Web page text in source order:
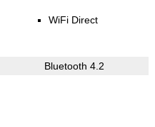
WiFi Direct
Bluetooth 4.2